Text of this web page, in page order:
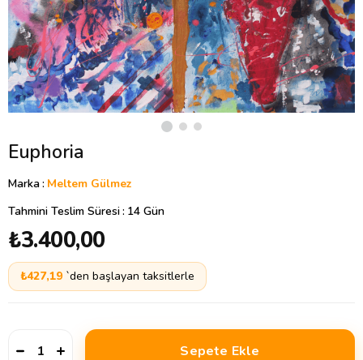
Euphoria
Marka: Meltem Gülmez
Tahmini Teslim Süresi: 14 Gün
₺3.400,00
₺427,19 `den başlayan taksitlerle